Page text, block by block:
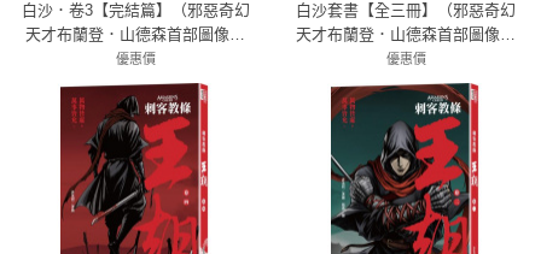
白沙．卷3【完結篇】（邪惡奇幻
天才布蘭登．山德森首部圖像小
說全彩精緻完整版！）
優惠價
79折 332元
白沙套書【全三冊】（邪惡奇幻
天才布蘭登．山德森首部圖像小
說全彩精緻完整版！）
優惠價
79折 995元